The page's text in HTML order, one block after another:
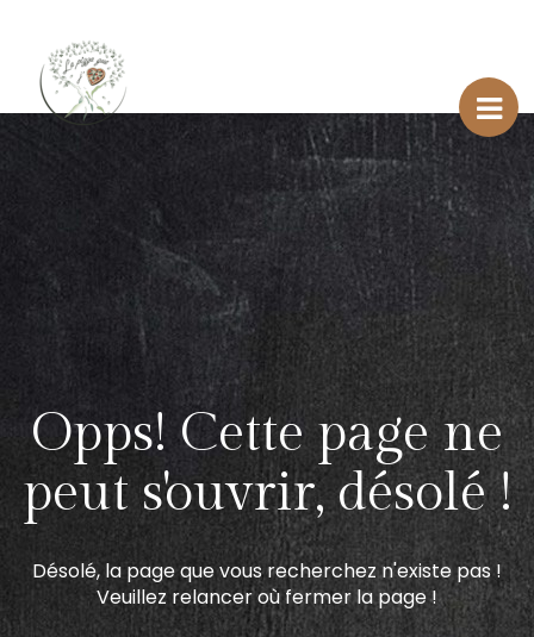
Opps! Cette page ne
peut s'ouvrir, désolé !
Désolé, la page que vous recherchez n'existe pas !
Veuillez relancer où fermer la page !